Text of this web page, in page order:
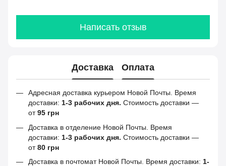
Написать отзыв
Доставка Оплата
Адресная доставка курьером Новой Почты. Время
доставки: 1-3 рабочих дня. Стоимость доставки —
от95 грн
Доставка в отделение Новой Почты. Время
доставки: 1-3 рабочих дня. Стоимость доставки —
от80 грн
Доставка в почтомат Новой Почты. Время доставки: 1-